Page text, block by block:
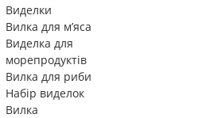
Виделки
Вилка для м’яса
Виделка для
морепродуктів
Вилка для риби
Набір виделок
Вилка